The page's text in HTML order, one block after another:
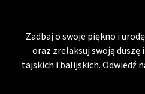
Zadbaj o swoje piękno i
oraz zrelaksuj swoją duszę
tajskich i balijskich. Odwiedź